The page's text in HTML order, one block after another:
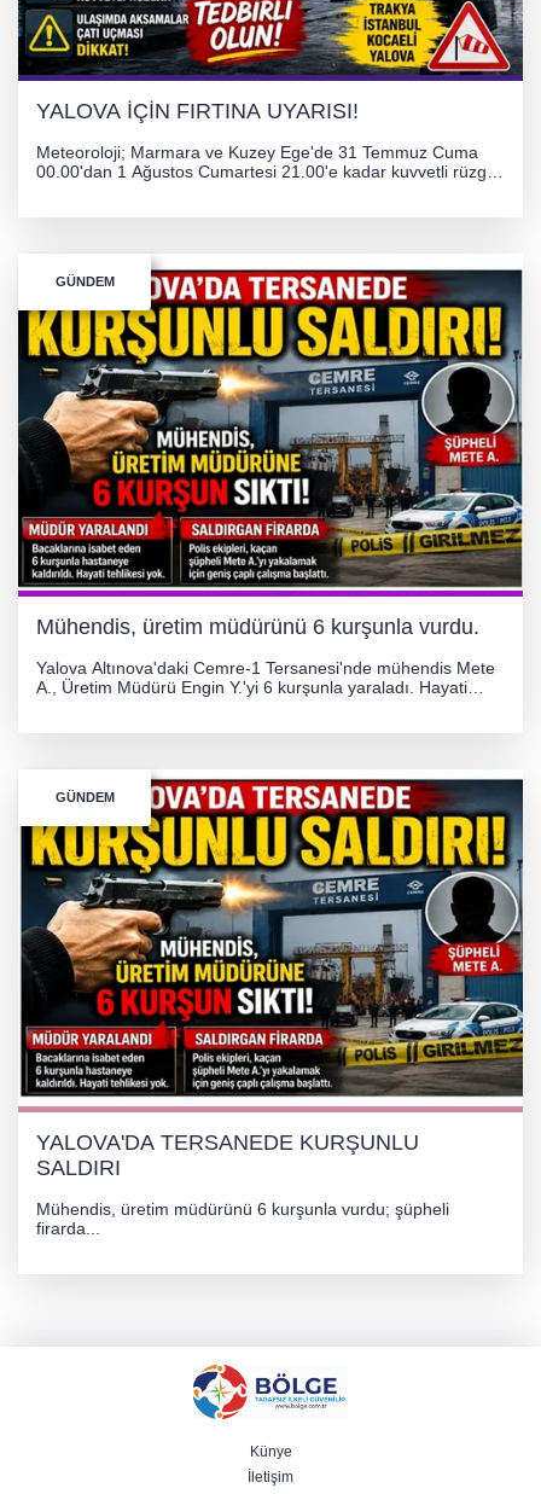
YALOVA İÇİN FIRTINA UYARISI!
Meteoroloji; Marmara ve Kuzey Ege'de 31 Temmuz Cuma
00.00'dan 1 Ağustos Cumartesi 21.00'e kadar kuvvetli rüzgar
GÜNDEM
Mühendis, üretim müdürünü 6 kurşunla vurdu.
Yalova Altınova'daki Cemre-1 Tersanesi'nde mühendis Mete
A., Üretim Müdürü Engin Y.'yi 6 kurşunla yaraladı. Hayati
GÜNDEM
YALOVA'DA TERSANEDE KURŞUNLU
SALDIRI
Mühendis, üretim müdürünü 6 kurşunla vurdu; şüpheli
firarda...
Künye
İletişim